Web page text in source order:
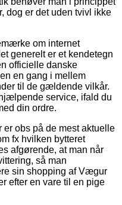
dog er det uden tvivl ikke
om internet
generelt er et kendetegn
officielle danske
en gang i mellem
til de gældende vilkår.
service, ifald du
din ordre.
er obs på de mest aktuelle
fx hvilken bytteret
afgørende, at man når
så man
sin shopping af Vægur
efter en vare til en pige